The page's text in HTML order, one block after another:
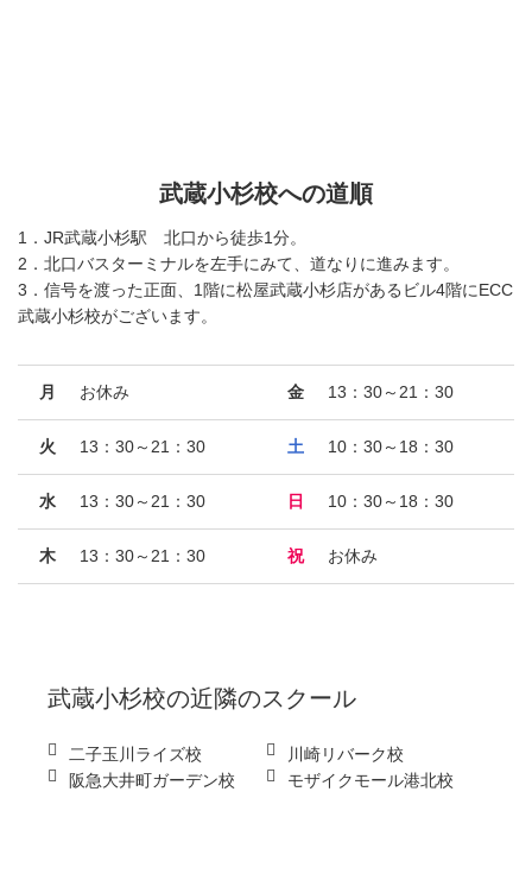
武蔵小杉校への道順
1．JR武蔵小杉駅 北口から徒歩1分。
2．北口バスターミナルを左手にみて、道なりに進みます。
3．信号を渡った正面、1階に松屋武蔵小杉店があるビル4階にECC
武蔵小杉校がございます。
月 お休み
火 13：30～21：30
水 13：30～21：30
木 13：30～21：30
金 13：30～21：30
土 10：30～18：30
日 10：30～18：30
祝 お休み
武蔵小杉校の近隣のスクール
二子玉川ライズ校
川崎リバーク校
阪急大井町ガーデン校
モザイクモール港北校